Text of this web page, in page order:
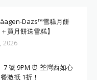
Dazs™雪糕月餅
買月餅送雪糕】
2026
號 9PM ⏰ 荃灣西如心
激抵 1折！